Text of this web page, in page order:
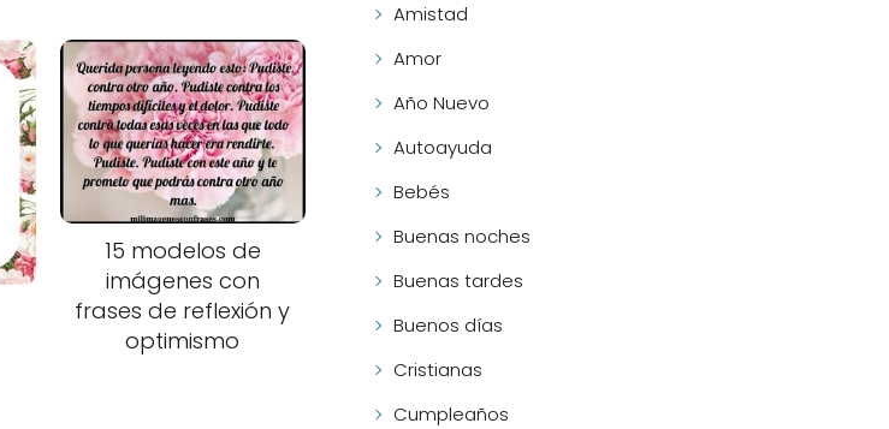
15 modelos de
imágenes con
frases de reflexión y
optimismo
Amistad
Amor
Año Nuevo
Autoayuda
Bebés
Buenas noches
Buenas tardes
Buenos días
Cristianas
Cumpleaños